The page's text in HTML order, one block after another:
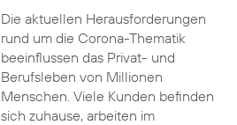
Die aktuellen Herausforderungen
rund um die Corona-Thematik
beeinflussen das Privat- und
Berufsleben von Millionen
Menschen. Viele Kunden befinden
sich zuhause, arbeiten im